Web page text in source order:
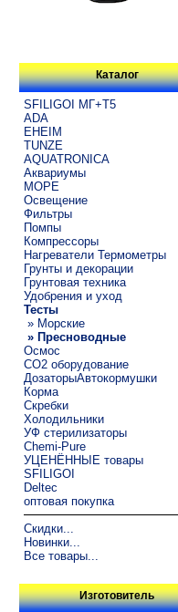
Каталог
SFILIGOI МГ+Т5
ADA
EHEIM
TUNZE
AQUATRONICA
Аквариумы
МОРЕ
Освещение
Фильтры
Помпы
Компрессоры
Нагреватели Термометры
Грунты и декорации
Грунтовая техника
Удобрения и уход
Тесты
» Морские
» Пресноводные
Осмос
CO2 оборудование
ДозаторыАвтокормушки
Корма
Скребки
Холодильники
УФ стерилизаторы
Chemi-Pure
УЦЕНЁННЫЕ товары
SFILIGOI
Deltec
оптовая покупка
Скидки...
Новинки...
Все товары...
Изготовитель